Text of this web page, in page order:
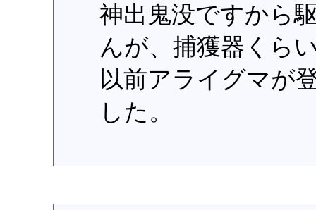
神出鬼没ですから
んが、捕獲器くら
以前アライグマが
した。